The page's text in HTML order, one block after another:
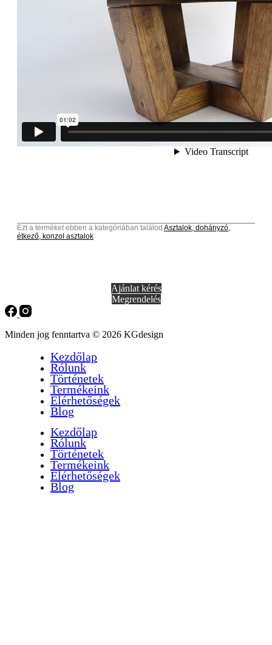
Ezt a terméket ebben a kategóriában találod Asztalok, dohányzó,
étkező, konzol asztalok
Ajánlat kérés
Megrendelés
Minden jog fenntartva © 2026 KGdesign
Kezdőlap
Rólunk
Történetek
Termékeink
Elérhetőségek
Blog
Kezdőlap
Rólunk
Történetek
Termékeink
Elérhetőségek
Blog